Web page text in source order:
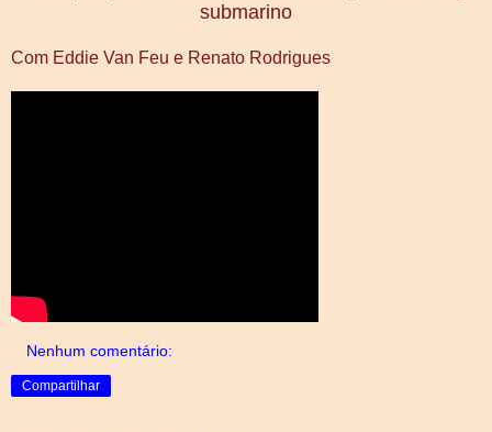
submarino
Com Eddie Van Feu e Renato Rodrigues
Nenhum comentário:
Compartilhar